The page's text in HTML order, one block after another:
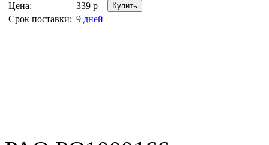
Цена:
339 р
Срок поставки: 9 дней